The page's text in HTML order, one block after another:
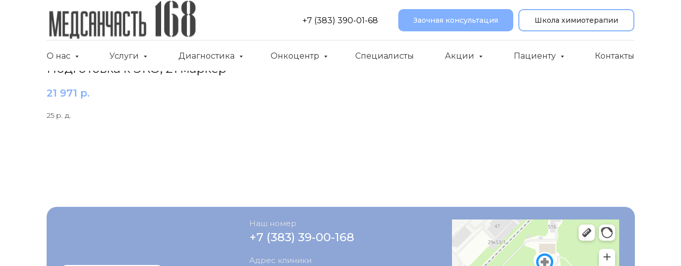
+7 (383) 390-01-68 Заочная консультация Школа химиотерапии
О нас Услуги Диагностика Онкоцентр Специалисты Акции Пациенту Контакты
Подготовка к ЭКО, 21 маркер
21 971 р.
25 р. д.
+7 (383) 39-00-168
Наш номер
Адрес клиники